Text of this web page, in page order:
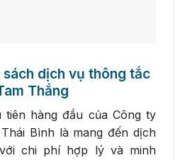
sách dịch vụ thông tắc
Thắng
hàng đầu của Công ty
Bình là mang đến dịch
chi phí hợp lý và minh